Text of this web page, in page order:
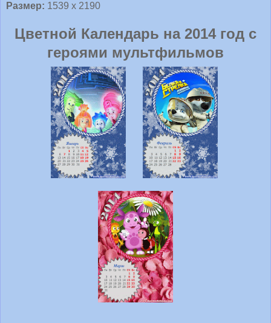
Размер: 1539 x 2190
Цветной Календарь на 2014 год с
героями мультфильмов